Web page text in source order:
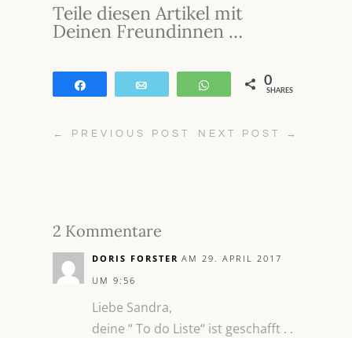
Teile diesen Artikel mit
Deinen Freundinnen …
WhatsApp
0
SHARES
← PREVIOUS POST NEXT POST →
2 Kommentare
DORIS FORSTER AM 29. APRIL 2017
UM 9:56
Liebe Sandra,
deine “ To do Liste“ ist geschafft . .